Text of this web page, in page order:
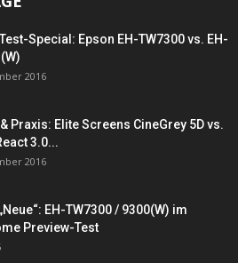
Special: Epson EH-TW7300 vs. EH-
2016
Praxis: Elite Screens CineGrey 5D vs.
3.0...
2016
EH-TW7300 / 9300(W) im
Preview-Test